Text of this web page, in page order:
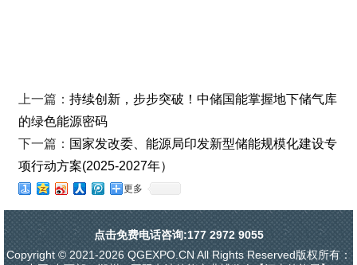
上一篇： 持续创新，步步突破！中储国能掌握地下储气库
的绿色能源密码
下一篇： 国家发改委、能源局印发新型储能规模化建设专
项行动方案(2025-2027年）
更多
点击免费电话咨询:177 2972 9055
Copyright © 2021-2026 QGEXPO.CN All Rights Reserved版权所有：